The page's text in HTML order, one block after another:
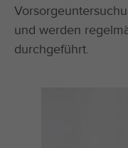
und werden
durchgeführt.